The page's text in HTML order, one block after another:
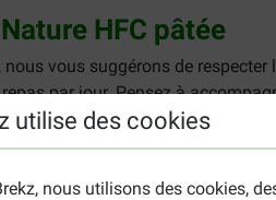
utilise des cookies
nous utilisons des cookies,
HFC pâtée
vous suggérons de
par jour. Pensez à
durée de conservation est